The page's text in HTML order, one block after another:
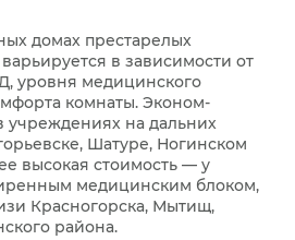
домах престарелых
в зависимости от
уровня медицинского
комнаты. Эконом-
учреждениях на дальних
Шатуре, Ногинском
высокая стоимость — у
медицинским блоком,
Красногорска, Мытищ,
района.